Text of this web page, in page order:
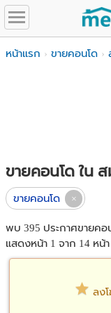
หน้าแรก ขายคอนโด
ขายคอนโด ใน
ขายคอนโด
พบ 395 ประกาศขายคอ
แสดงหน้า 1 จาก 14 หน้า
ลง